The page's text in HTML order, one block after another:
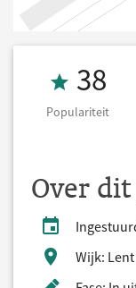
38
Populariteit
Over
Wijk: